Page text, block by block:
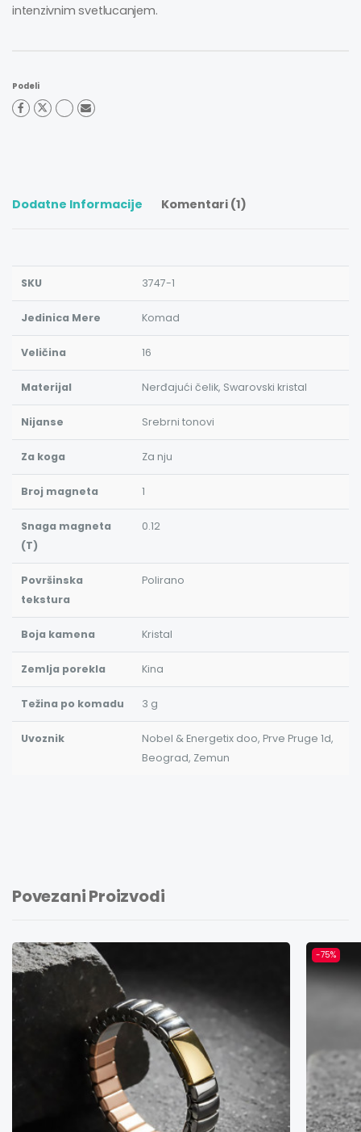
intenzivnim svetlucanjem.
Podeli
Dodatne Informacije Komentari (1)
SKU 3747-1
Jedinica Mere Komad
Veličina 16
Materijal Nerđajući čelik, Swarovski kristal
Nijanse Srebrni tonovi
Za koga Za nju
Broj magneta 1
Snaga magneta
(T)
0.12
Površinska
tekstura
Polirano
Boja kamena Kristal
Zemlja porekla Kina
Težina po komadu 3 g
Uvoznik
Nobel & Energetix doo, Prve Pruge 1d,
Beograd, Zemun
Povezani Proizvodi
-75%